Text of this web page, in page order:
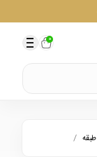
0
/